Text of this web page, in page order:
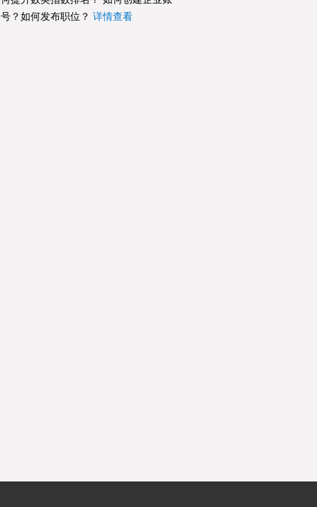
号？如何发布职位？ 详情查看